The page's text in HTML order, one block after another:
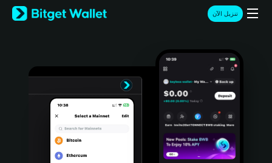
English
日本語
Türkçe
تنزيل الآن